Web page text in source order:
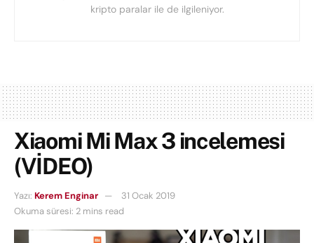
kripto paralar ile de ilgileniyor.
Xiaomi Mi Max 3 incelemesi
(VİDEO)
Yazı: Kerem Enginar
31 Ocak 2019
Okuma süresi: 2 mins read